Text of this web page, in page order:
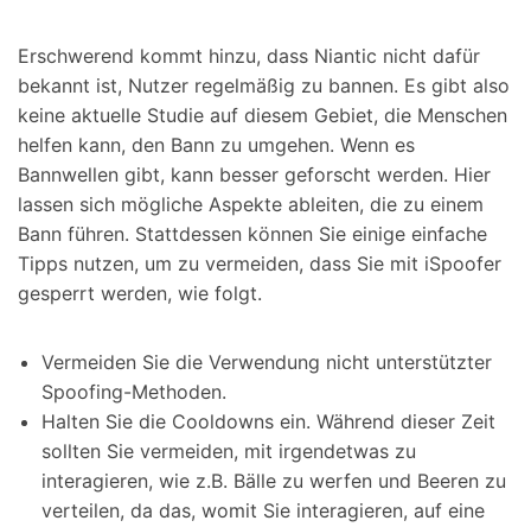
Erschwerend kommt hinzu, dass Niantic nicht dafür
bekannt ist, Nutzer regelmäßig zu bannen. Es gibt also
keine aktuelle Studie auf diesem Gebiet, die Menschen
helfen kann, den Bann zu umgehen. Wenn es
Bannwellen gibt, kann besser geforscht werden. Hier
lassen sich mögliche Aspekte ableiten, die zu einem
Bann führen. Stattdessen können Sie einige einfache
Tipps nutzen, um zu vermeiden, dass Sie mit iSpoofer
gesperrt werden, wie folgt.
Vermeiden Sie die Verwendung nicht unterstützter
Spoofing-Methoden.
Halten Sie die Cooldowns ein. Während dieser Zeit
sollten Sie vermeiden, mit irgendetwas zu
interagieren, wie z.B. Bälle zu werfen und Beeren zu
verteilen, da das, womit Sie interagieren, auf eine